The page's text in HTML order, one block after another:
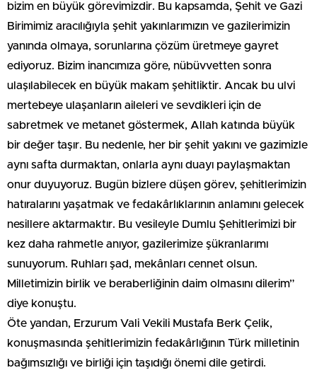
bizim en büyük görevimizdir. Bu kapsamda, Şehit ve Gazi
Birimimiz aracılığıyla şehit yakınlarımızın ve gazilerimizin
yanında olmaya, sorunlarına çözüm üretmeye gayret
ediyoruz. Bizim inancımıza göre, nübüvvetten sonra
ulaşılabilecek en büyük makam şehitliktir. Ancak bu ulvi
mertebeye ulaşanların aileleri ve sevdikleri için de
sabretmek ve metanet göstermek, Allah katında büyük
bir değer taşır. Bu nedenle, her bir şehit yakını ve gazimizle
aynı safta durmaktan, onlarla aynı duayı paylaşmaktan
onur duyuyoruz. Bugün bizlere düşen görev, şehitlerimizin
hatıralarını yaşatmak ve fedakârlıklarının anlamını gelecek
nesillere aktarmaktır. Bu vesileyle Dumlu Şehitlerimizi bir
kez daha rahmetle anıyor, gazilerimize şükranlarımı
sunuyorum. Ruhları şad, mekânları cennet olsun.
Milletimizin birlik ve beraberliğinin daim olmasını dilerim”
diye konuştu.
Öte yandan, Erzurum Vali Vekili Mustafa Berk Çelik,
konuşmasında şehitlerimizin fedakârlığının Türk milletinin
bağımsızlığı ve birliği için taşıdığı önemi dile getirdi.